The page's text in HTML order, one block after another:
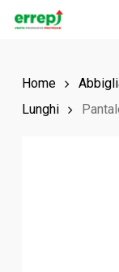
Skip
contentHome
Lunghi